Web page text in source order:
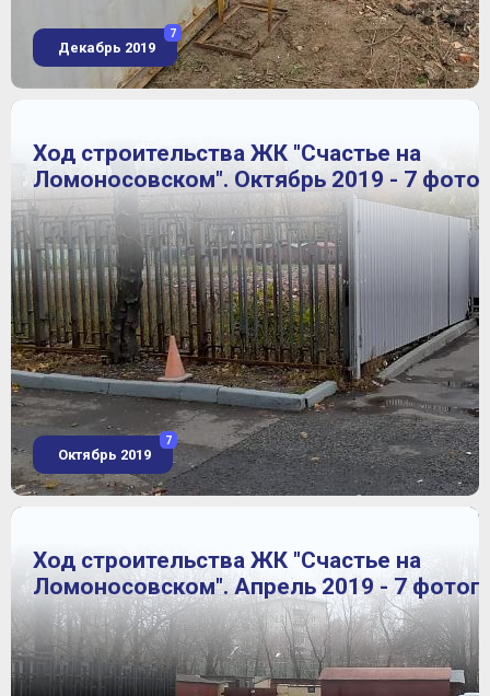
Декабрь 2019
7
Ход строительства ЖК "Счастье на
Ломоносовском". Октябрь 2019 - 7
Октябрь 2019
7
Ход строительства ЖК "Счастье на
Ломоносовском". Апрель 2019 - 7